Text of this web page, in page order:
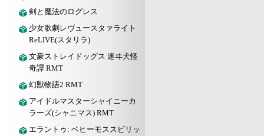
剣と魔法のログレス
少女歌劇レヴュースタァライト
ReLIVE(スタリラ)
文豪ストレイドッグス 迷ヰ犬怪
奇譚 RMT
幻獣物語2 RMT
アイドルマスターシャイニーカ
ラーズ(シャニマス) RMT
エラントゥ: ベヒーモススピリッ